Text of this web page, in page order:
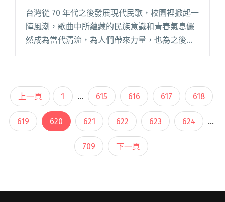
台灣從 70 年代之後發展現代民歌，校園裡掀起一
陣風潮，歌曲中所蘊藏的民族意識和青春氣息儼
然成為當代清流，為人們帶來力量，也為之後的
台灣音樂奠基，啟發了未來的創作世代。 中華音
列 引領樂迷直溯華語流行音樂源頭"
上一頁 1 ... 615 616 617 618
619 620 621 622 623 624 ...
709 下一頁